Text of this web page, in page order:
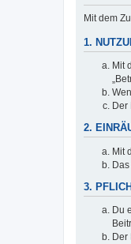
Mit dem
1.
Mit
Der
2.
Mit
3.
Du
Der